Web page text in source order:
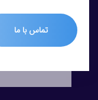
تماس با ما